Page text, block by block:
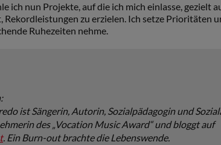
ich nun Projekte, auf die ich mich einlasse, gezielt
Rekordleistungen zu erzielen. Ich setze Prioritäten
Ruhezeiten nehme.
ist Sängerin, Autorin, Sozialpädagogin und
des „Vocation Music Award“ und bloggt auf
. Ein Burn-out brachte die Lebenswende.